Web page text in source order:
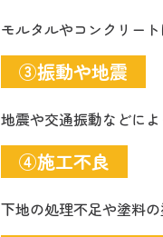
モルタルやコンクリー
③振動や地震
地震や交通振動などに
④施工不良
下地の処理不足や塗料